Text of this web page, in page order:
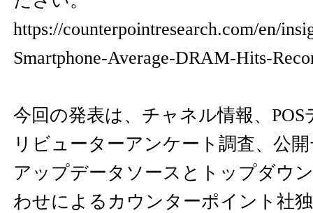
https://counterpointresearch.com/en/
Smartphone-Average-DRAM-Hits-
今回の発表は、チャネル情報、
リビューターアンケート調査、公
アップデータソースとトップダウ
わせによるカウンターポイント社